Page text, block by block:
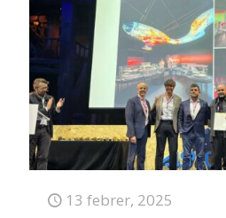
13 febrer, 2025